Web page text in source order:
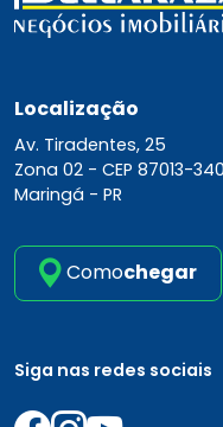
Localização
Av. Tiradentes, 25
Zona 02 - CEP 87013-340
Maringá - PR
Comochegar
Siga nas redes sociais